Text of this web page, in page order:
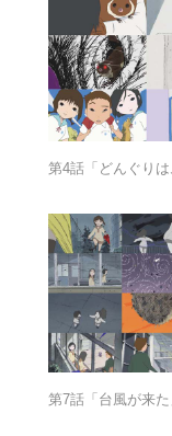
第4話「どんぐり
第7話「台風が来